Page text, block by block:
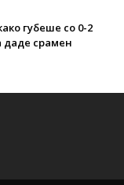
губеше со 0-2
даде срамен